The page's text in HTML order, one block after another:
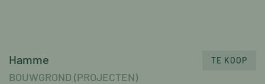
Hamme
BOUWGROND (PROJECTEN)
TE KOOP